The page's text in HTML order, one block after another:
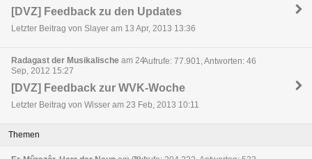
[DVZ] Feedback zu den Updates
Letzter Beitrag von Slayer am 13 Apr, 2013 13:36
Radagast der Musikalische am 24
Sep, 2012 15:27
Aufrufe: 77.901, Antworten: 46
[DVZ] Feedback zur WVK-Woche
Letzter Beitrag von Wisser am 23 Feb, 2013 10:11
Themen